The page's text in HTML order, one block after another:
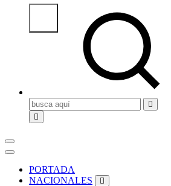
Buscar:
PORTADA
NACIONALES